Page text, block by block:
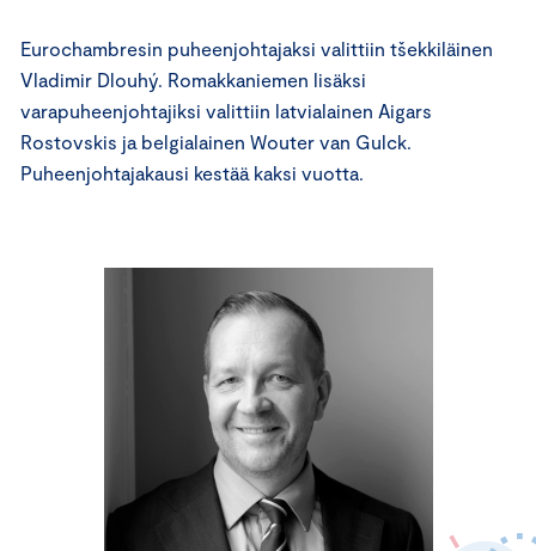
Eurochambresin puheenjohtajaksi valittiin tšekkiläinen
Vladimir Dlouhý. Romakkaniemen lisäksi
varapuheenjohtajiksi valittiin latvialainen Aigars
Rostovskis ja belgialainen Wouter van Gulck.
Puheenjohtajakausi kestää kaksi vuotta.